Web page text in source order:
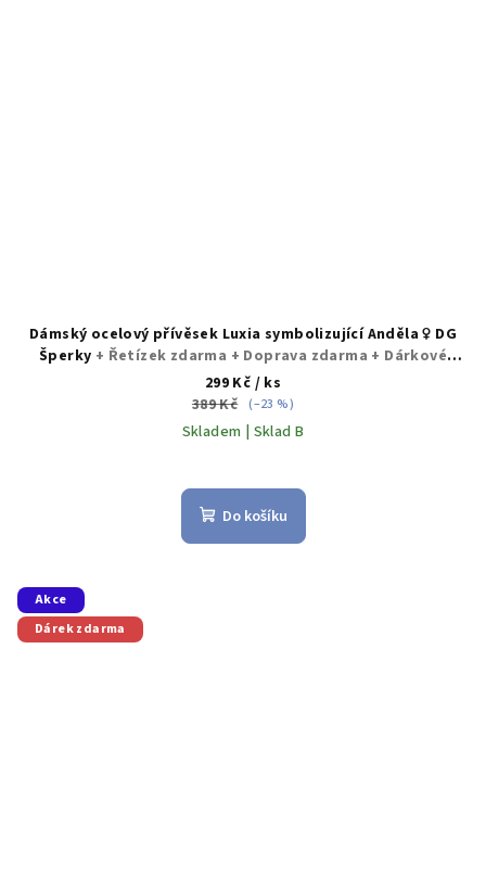
Dámský ocelový přívěsek Luxia symbolizující Anděla ♀️ DG
Šperky + Řetízek zdarma + Doprava zdarma + Dárkové
balení zdarma
299 Kč / ks
389 Kč (–23 %)
Skladem | Sklad B
Do košíku
Akce
Dárek zdarma